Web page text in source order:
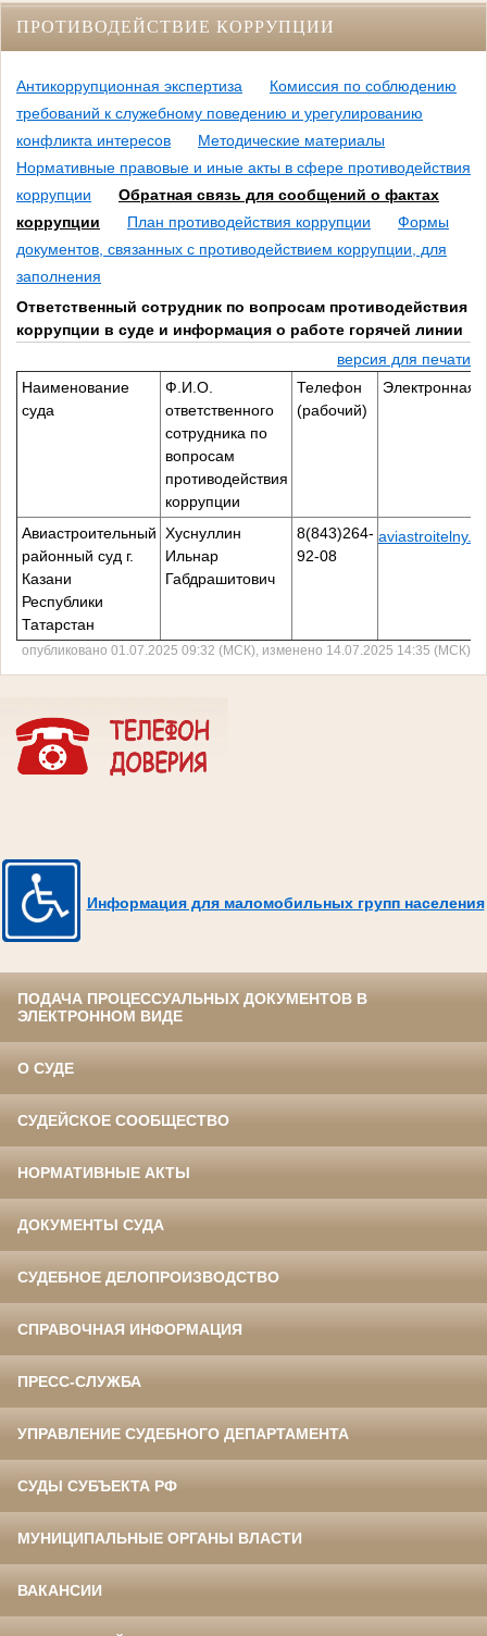
ПРОТИВОДЕЙСТВИЕ КОРРУПЦИИ
Антикоррупционная экспертиза
Комиссия по соблюдению
требований к служебному поведению и урегулированию
конфликта интересов
Методические материалы
Нормативные правовые и иные акты в сфере противодействия
коррупции
Обратная связь для сообщений о фактах
коррупции
План противодействия коррупции
Формы
документов, связанных с противодействием коррупции, для
заполнения
Ответственный сотрудник по вопросам противодействия
коррупции в суде и информация о работе горячей линии
версия для печати
Наименование
суда
Ф.И.О.
ответственного
сотрудника по
вопросам
противодействия
коррупции
Телефон
(рабочий)
Электронная
Авиастроительный
районный суд г.
Казани
Республики
Татарстан
Хуснуллин
Ильнар
Габдрашитович
8(843)264-
92-08
опубликовано 01.07.2025 09:32 (МСК), изменено 14.07.2025 14:35 (МСК)
Информация для маломобильных групп населения
ПОДАЧА ПРОЦЕССУАЛЬНЫХ ДОКУМЕНТОВ В
ЭЛЕКТРОННОМ ВИДЕ
О СУДЕ
СУДЕЙСКОЕ СООБЩЕСТВО
НОРМАТИВНЫЕ АКТЫ
ДОКУМЕНТЫ СУДА
СУДЕБНОЕ ДЕЛОПРОИЗВОДСТВО
СПРАВОЧНАЯ ИНФОРМАЦИЯ
ПРЕСС-СЛУЖБА
УПРАВЛЕНИЕ СУДЕБНОГО ДЕПАРТАМЕНТА
СУДЫ СУБЪЕКТА РФ
МУНИЦИПАЛЬНЫЕ ОРГАНЫ ВЛАСТИ
ВАКАНСИИ